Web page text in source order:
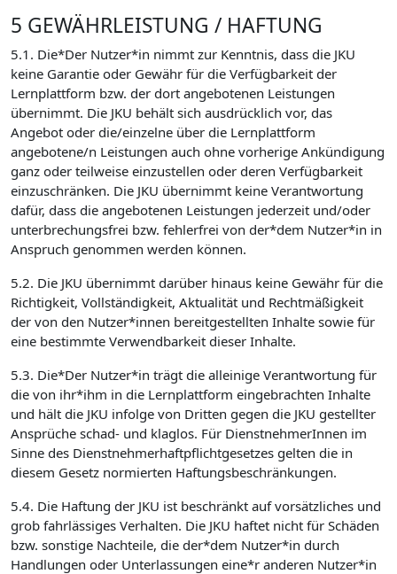
5 GEWÄHRLEISTUNG / HAFTUNG
5.1. Die*Der Nutzer*in nimmt zur Kenntnis, dass die JKU
keine Garantie oder Gewähr für die Verfügbarkeit der
Lernplattform bzw. der dort angebotenen Leistungen
übernimmt. Die JKU behält sich ausdrücklich vor, das
Angebot oder die/einzelne über die Lernplattform
angebotene/n Leistungen auch ohne vorherige Ankündigung
ganz oder teilweise einzustellen oder deren Verfügbarkeit
einzuschränken. Die JKU übernimmt keine Verantwortung
dafür, dass die angebotenen Leistungen jederzeit und/oder
unterbrechungsfrei bzw. fehlerfrei von der*dem Nutzer*in in
Anspruch genommen werden können.
5.2. Die JKU übernimmt darüber hinaus keine Gewähr für die
Richtigkeit, Vollständigkeit, Aktualität und Rechtmäßigkeit
der von den Nutzer*innen bereitgestellten Inhalte sowie für
eine bestimmte Verwendbarkeit dieser Inhalte.
5.3. Die*Der Nutzer*in trägt die alleinige Verantwortung für
die von ihr*ihm in die Lernplattform eingebrachten Inhalte
und hält die JKU infolge von Dritten gegen die JKU gestellter
Ansprüche schad- und klaglos. Für DienstnehmerInnen im
Sinne des Dienstnehmerhaftpflichtgesetzes gelten die in
diesem Gesetz normierten Haftungsbeschränkungen.
5.4. Die Haftung der JKU ist beschränkt auf vorsätzliches und
grob fahrlässiges Verhalten. Die JKU haftet nicht für Schäden
bzw. sonstige Nachteile, die der*dem Nutzer*in durch
Handlungen oder Unterlassungen eine*r anderen Nutzer*in